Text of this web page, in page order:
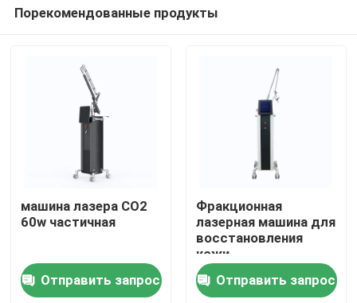
Ролики
Порекомендованные продукты
машина лазера СО2
60w частичная
Отправить запрос
Фракционная
лазерная машина для
восстановления
кожи
Отправить запрос